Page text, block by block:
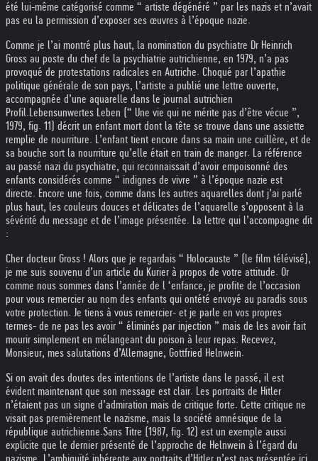
été lui-même catégorisé comme “ artiste dégénéré ” par les nazis et n’avait
pas eu la permission d’exposer ses œuvres à l’époque nazie.
Comme je l’ai montré plus haut, la nomination du psychiatre Dr Heinrich
Gross au poste du chef de la psychiatrie autrichienne, en 1979, n’a pas
provoqué de protestations radicales en Autriche. Choqué par l’apathie
politique générale de son pays, l’artiste a publié une lettre ouverte,
accompagnée d’une aquarelle dans le journal autrichien
Profil. Lebensunwertes Leben (“ Une vie qui ne mérite pas d’être vécue ”,
1979, fig. 11) décrit un enfant mort dont la tête se trouve dans une assiette
remplie de nourriture. L’enfant tient encore dans sa main une cuillère, et de
sa bouche sort la nourriture qu’elle était en train de manger. La référence
au passé nazi du psychiatre, qui reconnaissait d’avoir empoisonné des
enfants considérés comme “ indignes de vivre ” à l’époque nazie est
directe. Encore une fois, comme dans les autres aquarelles dont j’ai parlé
plus haut, les couleurs douces et délicates de l’aquarelle s’opposent à la
sévérité du message et de l’image présentée. La lettre qui l’accompagne dit
:
Cher docteur Gross ! Alors que je regardais “ Holocauste ” (le film télévisé),
je me suis souvenu d’un article du Kurier à propos de votre attitude. Or
comme nous sommes dans l’année de l ‘enfance, je profite de l’occasion
pour vous remercier au nom des enfants qui ontété envoyé au paradis sous
votre protection. Je tiens à vous remercier- et je parle en vos propres
termes- de ne pas les avoir “ éliminés par injection ” mais de les avoir fait
mourir simplement en mélangeant du poison à leur repas. Recevez,
Monsieur, mes salutations d’Allemagne, Gottfried Helnwein.
Si on avait des doutes des intentions de l’artiste dans le passé, il est
évident maintenant que son message est clair. Les portraits de Hitler
n’étaient pas un signe d’admiration mais de critique forte. Cette critique ne
visait pas premièrement le nazisme, mais la société amnésique de la
république autrichienne.Sans Titre (1987, fig. 12) est un exemple aussi
explicite que le dernier présenté de l’approche de Helnwein à l’égard du
nazisme. L’ambiguïté inhérente aux portraits d’Hitler n’est pas présentée ici